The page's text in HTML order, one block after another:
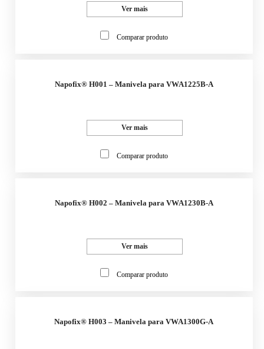
Ver mais
Comparar produto
Napofix® H001 – Manivela para VWA1225B-A
Ver mais
Comparar produto
Napofix® H002 – Manivela para VWA1230B-A
Ver mais
Comparar produto
Napofix® H003 – Manivela para VWA1300G-A